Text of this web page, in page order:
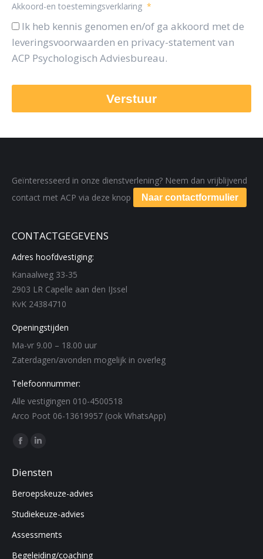
Akkoord-en toestemingsverklaring *
Ik heb kennis genomen en/of ga akkoord met de
leveringsvoorwaarden en privacy-statement van
ACP Psychologisch Adviesbureau.
Geïnteresseerd in onze dienstverlening? Neem dan vrijblijvend
contact met ACP via deze knop
Naar contactformulier
CONTACTGEGEVENS
Adres hoofdvestiging:
Kanaalweg 33-35
2903 LR Capelle aan den IJssel
KvK 24384710
Openingstijden
Ma-vr 9.00 – 18.00 uur
Zaterdagen/avonden mogelijk in overleg
Telefoonnummer:
Alle vestigingen 010-4500518
Arco Poot 06-13619957 (ook WhatsApp)
Find us on:
Facebook
opens
in
new
opens
in
Diensten
Beroepskeuze-advies
Studiekeuze-advies
Assessments
Begeleiding/coaching